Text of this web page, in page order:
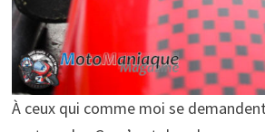
À ceux qui comme moi se